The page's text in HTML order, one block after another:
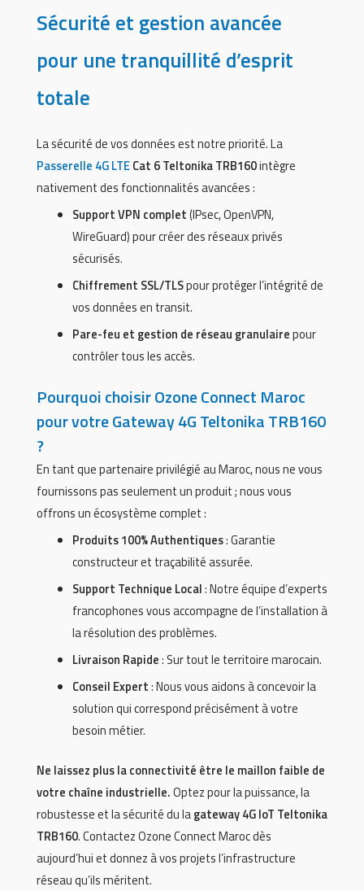
Sécurité et gestion avancée
pour une tranquillité d’esprit
totale
La sécurité de vos données est notre priorité. La
Passerelle 4G LTECat 6 Teltonika TRB160intègre
nativement des fonctionnalités avancées :
Support VPN complet(IPsec, OpenVPN,
WireGuard) pour créer des réseaux privés
sécurisés.
Chiffrement SSL/TLSpour protéger l’intégrité de
vos données en transit.
Pare-feu et gestion de réseau granulairepour
contrôler tous les accès.
Pourquoi choisir Ozone Connect Maroc
pour votre Gateway 4G Teltonika TRB160
?
En tant que partenaire privilégié au Maroc, nous ne vous
fournissons pas seulement un produit ; nous vous
offrons un écosystème complet :
Produits 100% Authentiques: Garantie
constructeur et traçabilité assurée.
Support Technique Local: Notre équipe d’experts
francophones vous accompagne de l’installation à
la résolution des problèmes.
Livraison Rapide: Sur tout le territoire marocain.
Conseil Expert: Nous vous aidons à concevoir la
solution qui correspond précisément à votre
besoin métier.
Ne laissez plus la connectivité être le maillon faible de
votre chaîne industrielle.Optez pour la puissance, la
robustesse et la sécurité du lagateway 4G IoT Teltonika
TRB160. Contactez Ozone Connect Maroc dès
aujourd’hui et donnez à vos projets l’infrastructure
réseau qu’ils méritent.